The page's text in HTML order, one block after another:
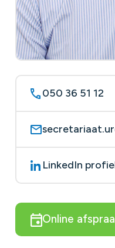
050 36 51 12
LinkedIn
Online